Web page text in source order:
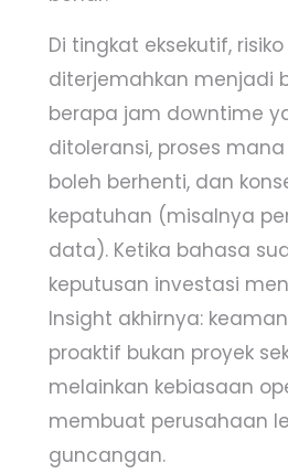
Di tingkat eksekutif,
diterjemahkan menjadi
berapa jam downtime
ditoleransi, proses
boleh berhenti, dan
kepatuhan (misalnya
data). Ketika bahasa
keputusan investasi
Insight akhirnya:
proaktif bukan proyek
melainkan kebiasaan
membuat perusahaan
guncangan.